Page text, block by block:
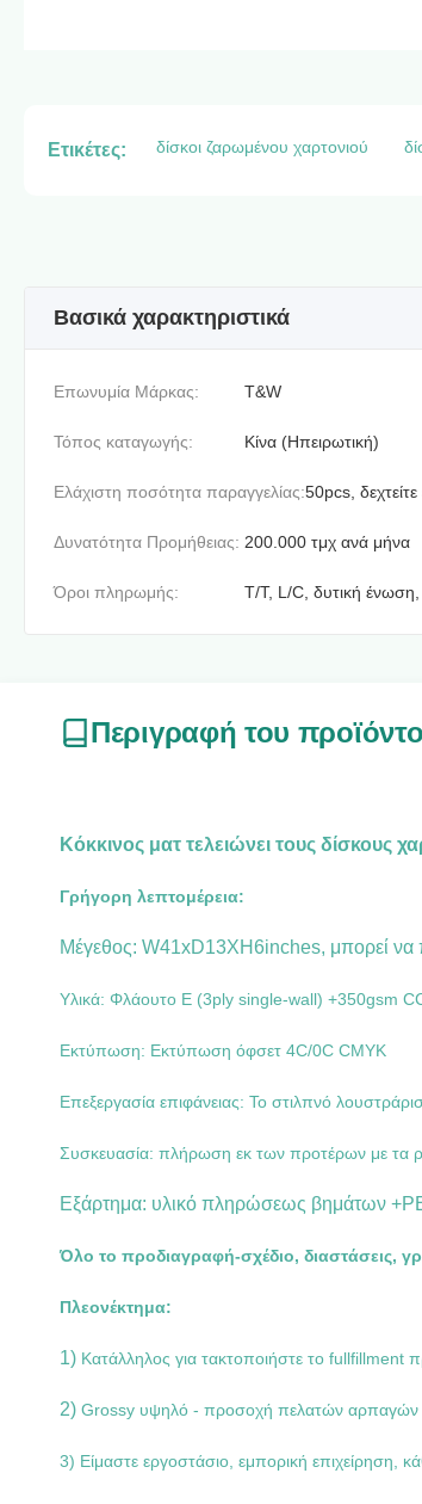
Ετικέτες: δίσκοι ζαρωμένου χαρτονιού
Βασικά χαρακτηριστικά
Επωνυμία Μάρκας: T&W
Τόπος καταγωγής: Κίνα (Ηπειρωτική)
Ελάχιστη ποσότητα παραγγελίας:50pcs,
Δυνατότητα Προμήθειας: 200.000 τμχ ανά μήνα
Όροι πληρωμής: T/T, L/C, δυτική
Περιγραφή του
Κόκκινος ματ τελειώνει τους δίσκους
Γρήγορη λεπτομέρεια:
Μέγεθος: W41xD13XH6inches, μπορεί να
Υλικά: Φλάουτο Ε (3ply single-wall) +350gsm
Εκτύπωση: Εκτύπωση όφσετ 4C/0C CMYK
Επεξεργασία επιφάνειας: Το στιλπνό
Συσκευασία: πλήρωση εκ των προτέρων με τα
Εξάρτημα: υλικό πληρώσεως βημάτων
Όλο το προδιαγραφή-σχέδιο, διαστάσεις,
Πλεονέκτημα:
1) Κατάλληλος για τακτοποιήστε το fullfillment
2) Grossy υψηλό - προσοχή πελατών αρπαγών
3) Είμαστε εργοστάσιο, εμπορική επιχείρηση,